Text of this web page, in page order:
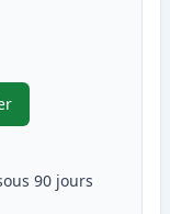
TN2420 toner
90 jours